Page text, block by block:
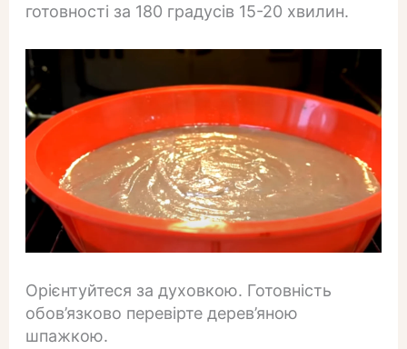
готовності за 180 градусів 15-20 хвилин.
Орієнтуйтеся за духовкою. Готовність
обов’язково перевірте дерев’яною
шпажкою.